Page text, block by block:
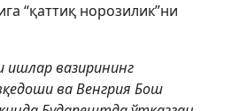
“қаттиқ норозилик”ни
ишлар вазирининг
ва Венгрия Бош